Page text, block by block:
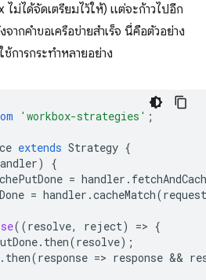
ได้จัดเตรียมไว้ให้) แต่จะก้าวไปอีก
กคำขอเครือข่ายสำเร็จ นี่คือตัวอย่าง
ารกระทําหลายอย่าง
'workbox-strategies' ;
extends Strategy {
)
{
= handler .
= handler .cacheMatch(request
((resolve, reject) => {
. then(resolve);
. then(response => response &&